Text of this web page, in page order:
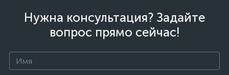
Нужна консультация? Задайте
вопрос прямо сейчас!